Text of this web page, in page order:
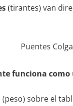
(tirantes) van
funciona
sobre el